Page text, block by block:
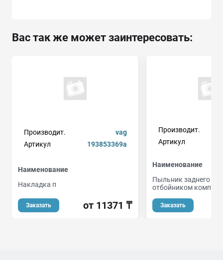
Вас так же может заинтересовать:
Производит.
vag
Артикул
193853369a
Наименование
Накладка п
Заказать от 11371 ₸
Производит.
Артикул
Наименование
Пыльник заднего
отбойником
Заказать